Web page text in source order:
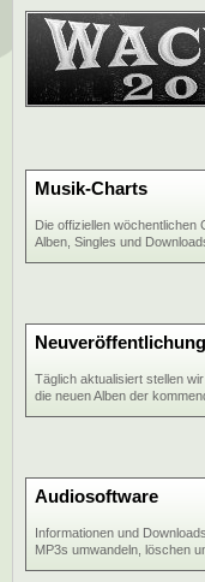
Musik-Charts
Die offiziellen wöchentlichen
Alben, Singles und
Täglich aktualisiert stellen
die neuen Alben der
Audiosoftware
Informationen und
MP3s umwandeln, löschen